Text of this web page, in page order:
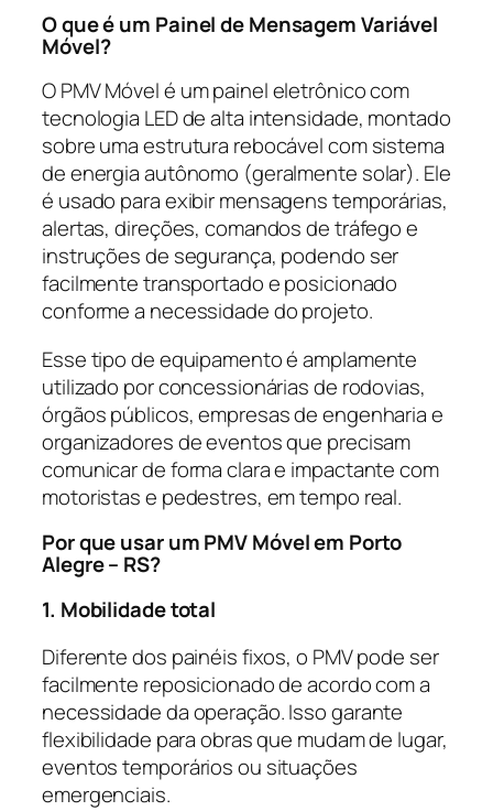
O que é um Painel de Mensagem Variável
Móvel?
O PMV Móvel é um painel eletrônico com
tecnologia LED de alta intensidade, montado
sobre uma estrutura rebocável com sistema
de energia autônomo (geralmente solar). Ele
é usado para exibir mensagens temporárias,
alertas, direções, comandos de tráfego e
instruções de segurança, podendo ser
facilmente transportado e posicionado
conforme a necessidade do projeto.
Esse tipo de equipamento é amplamente
utilizado por concessionárias de rodovias,
órgãos públicos, empresas de engenharia e
organizadores de eventos que precisam
comunicar de forma clara e impactante com
motoristas e pedestres, em tempo real.
Por que usar um PMV Móvel em Porto
Alegre – RS?
1. Mobilidade total
Diferente dos painéis fixos, o PMV pode ser
facilmente reposicionado de acordo com a
necessidade da operação. Isso garante
flexibilidade para obras que mudam de lugar,
eventos temporários ou situações
emergenciais.